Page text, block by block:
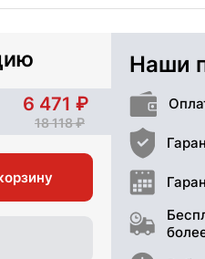
6 471
18 118
Наши